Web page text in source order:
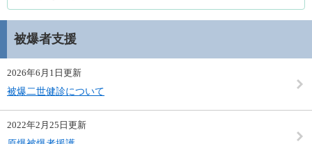
被爆者支援
2026年6月1日更新
被爆二世健診について
2022年2月25日更新